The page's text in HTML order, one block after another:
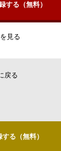
する（無料）
見る
戻る
る（無料）